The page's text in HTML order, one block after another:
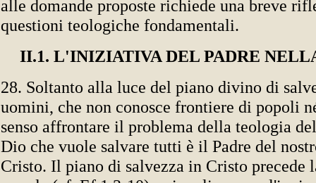
alle domande proposte richiede una breve
questioni teologiche fondamentali.
II.1. L'INIZIATIVA DEL PADRE
28. Soltanto alla luce del piano divino di
uomini, che non conosce frontiere di popoli
senso affrontare il problema della teologia
Dio che vuole salvare tutti è il Padre del
Cristo. Il piano di salvezza in Cristo precede